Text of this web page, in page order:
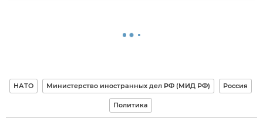
НАТО Министерство иностранных дел РФ (МИД РФ) Россия
Политика